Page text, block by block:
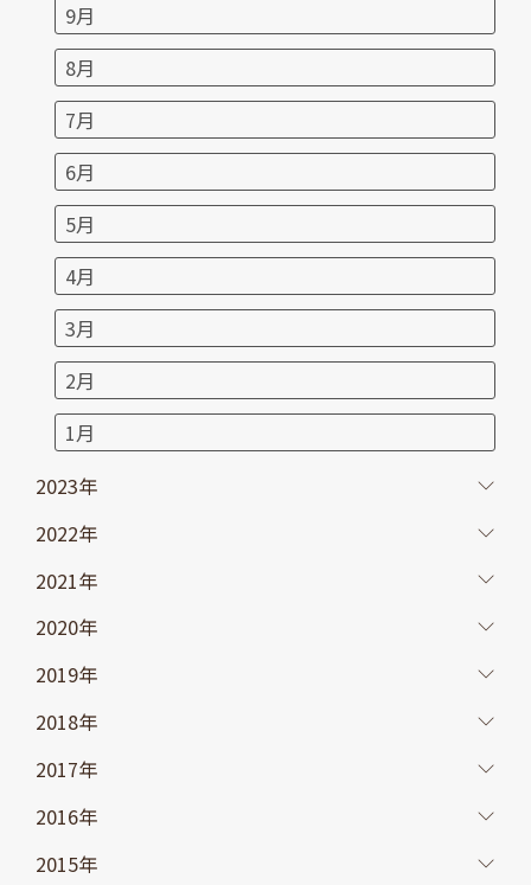
9月
8月
7月
6月
5月
4月
3月
2月
1月
2023年
2022年
2021年
2020年
2019年
2018年
2017年
2016年
2015年